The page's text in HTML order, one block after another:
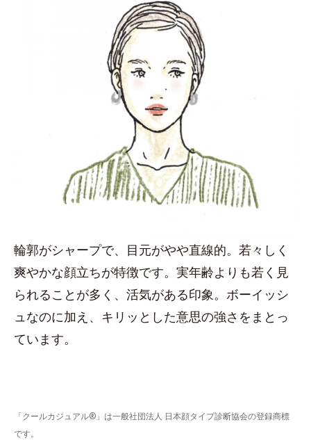
輪郭がシャープで、目元がやや直線的。若々しく
爽やかな顔立ちが特徴です。実年齢よりも若く見
られることが多く、活気がある印象。ボーイッシ
ュなのに加え、キリッとした意思の強さをまとっ
ています。
「クールカジュアル®」は一般社団法人 日本顔タイプ診断協会の登録商標
です。